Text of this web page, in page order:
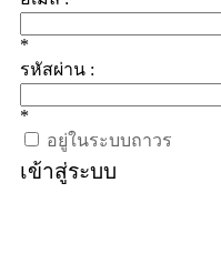
*
รหัสผ่าน :
*
อยู่ในระบบถาวร
เข้าสู่ระบบ